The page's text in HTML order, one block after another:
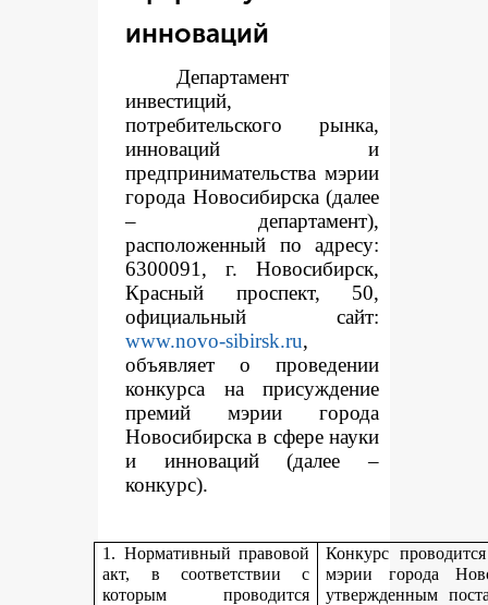
инноваций
Департамент
инвестиций,
потребительского рынка,
инноваций и
предпринимательства мэрии
города Новосибирска (далее
– департамент),
расположенный по адресу:
6300091, г. Новосибирск,
Красный проспект, 50,
официальный сайт:
www.novo-sibirsk.ru,
объявляет о проведении
конкурса на присуждение
премий мэрии города
Новосибирска в сфере науки
и инноваций (далее –
конкурс).
1. Нормативный правовой
акт, в соответствии с
которым проводится
Конкурс
мэрии города
утвержденным